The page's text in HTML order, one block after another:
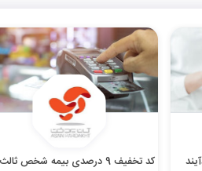
کد تخفیف 9 درصدی بیمه شخص ثالث آپ